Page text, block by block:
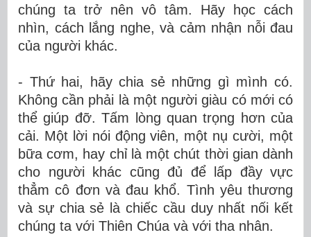
chúng ta trở nên vô tâm. Hãy học cách
nhìn, cách lắng nghe, và cảm nhận nỗi đau
của người khác.
- Thứ hai, hãy chia sẻ những gì mình có.
Không cần phải là một người giàu có mới có
thể giúp đỡ. Tấm lòng quan trọng hơn của
cải. Một lời nói động viên, một nụ cười, một
bữa cơm, hay chỉ là một chút thời gian dành
cho người khác cũng đủ để lấp đầy vực
thẳm cô đơn và đau khổ. Tình yêu thương
và sự chia sẻ là chiếc cầu duy nhất nối kết
chúng ta với Thiên Chúa và với tha nhân.